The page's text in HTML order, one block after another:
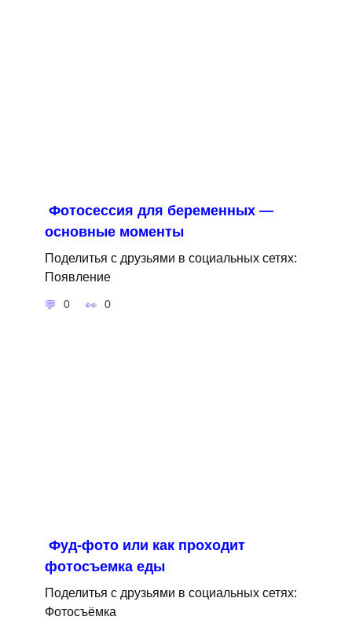
Фотосессия для беременных —
основные моменты
Поделитья с друзьями в социальных сетях:
Появление
0 0
Фуд-фото или как проходит
фотосъемка еды
Поделитья с друзьями в социальных сетях:
Фотосъёмка